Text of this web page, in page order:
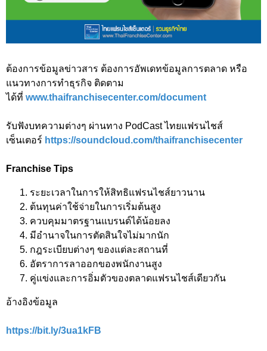
ต้องการข้อมูลข่าวสาร ต้องการอัพเดทข้อมูลการตลาด หรือ
แนวทางการทำธุรกิจ ติดตาม
ได้ที่ www.thaifranchisecenter.com/document
รับฟังบทความต่างๆ ผ่านทาง PodCast ไทยแฟรนไชส์
เซ็นเตอร์ https://soundcloud.com/thaifranchisecenter
Franchise Tips
ระยะเวลาในการให้สิทธิแฟรนไชส์ยาวนาน
ต้นทุนค่าใช้จ่ายในการเริ่มต้นสูง
ควบคุมมาตรฐานแบรนด์ได้น้อยลง
มีอำนาจในการตัดสินใจไม่มากนัก
กฎระเบียบต่างๆ ของแต่ละสถานที่
อัตราการลาออกของพนักงานสูง
คู่แข่งและการอิ่มตัวของตลาดแฟรนไชส์เดียวกัน
อ้างอิงข้อมูล
https://bit.ly/3ua1kFB